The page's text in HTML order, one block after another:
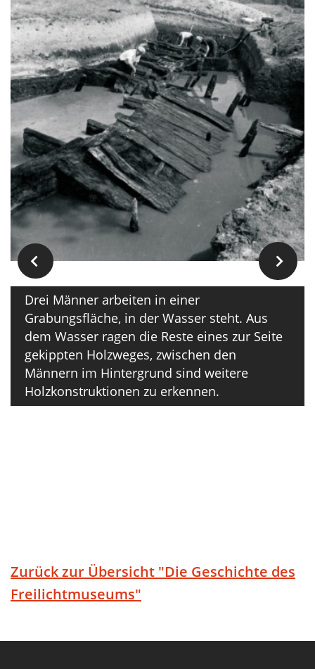
Drei Männer arbeiten in einer
Grabungsfläche, in der Wasser steht. Aus
dem Wasser ragen die Reste eines zur Seite
gekippten Holzweges, zwischen den
Männern im Hintergrund sind weitere
Holzkonstruktionen zu erkennen.
Zurück zur Übersicht "Die Geschichte des
Freilichtmuseums"